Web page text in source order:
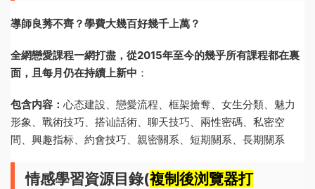
導師良莠不齊？學費大幾百好幾千上萬？
全網戀愛課程一網打盡，從2015年至今的幾乎所有課程都在裏
面，且每月仍在持續上新中 ：
包含内容： 心态建設、戀愛流程、框架搶奪、女生分類、魅力
形象、戰術技巧、搭讪話術、聊天技巧、兩性密碼、私密空
間、興趣指标、約會技巧、親密關系、短期關系、長期關系
情感學習資源目錄(複制後浏覽器打